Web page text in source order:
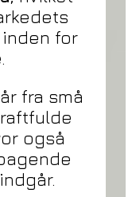
for
fra små
også